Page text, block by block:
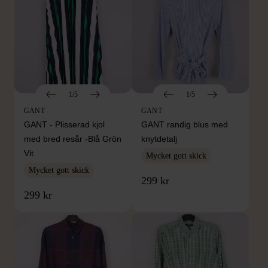
1/5
GANT
GANT - Plisserad kjol
med bred resår -Blå Grön
Vit
Mycket gott skick
299 kr
1/5
GANT
GANT randig blus med
knytdetalj
Mycket gott skick
299 kr